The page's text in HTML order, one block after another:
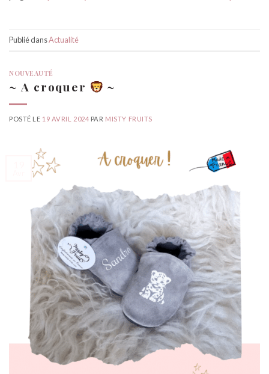
Publié dansActualité
NOUVEAUTÉ
~ A croquer ~
POSTÉ LE 19 AVRIL 2024 PAR MISTY FRUITS